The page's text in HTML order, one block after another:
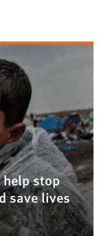
stop
save lives